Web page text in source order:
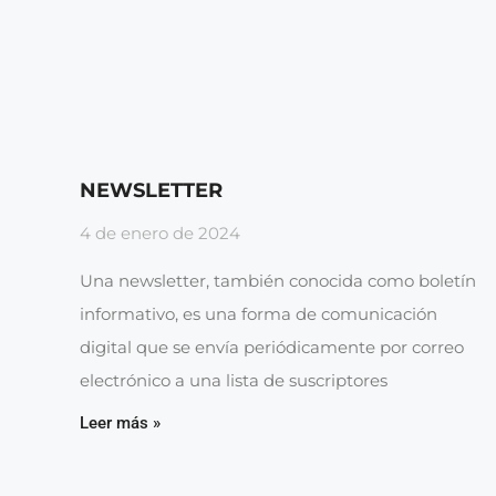
NEWSLETTER
4 de enero de 2024
Una newsletter, también conocida como boletín
informativo, es una forma de comunicación
digital que se envía periódicamente por correo
electrónico a una lista de suscriptores
Leer más »